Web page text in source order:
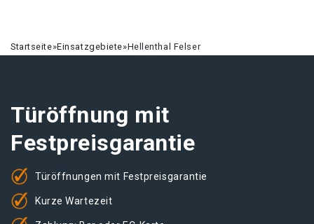
Startseite»Einsatzgebiete»Hellenthal Felser
Türöffnung mit
Festpreisgarantie
Türöffnungen mit Festpreisgarantie
Kurze Wartezeit